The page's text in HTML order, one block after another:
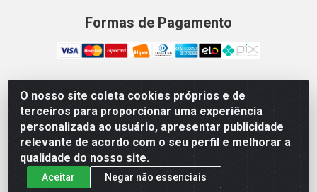
O nosso site coleta cookies próprios e de
terceiros para proporcionar uma experiência
personalizada ao usuário, apresentar publicidade
relevante de acordo com o seu perfil e melhorar a
qualidade do nosso site.
Aceitar Negar não essenciais
Formas de Pagamento
Vetcom Distribuidora de Rações LTDA - Rua Maximiano
Barreto, 1040 - Barroso, Fortaleza/CE - CEP 60.863-260
- CNPJ 26.133.872/0001-11